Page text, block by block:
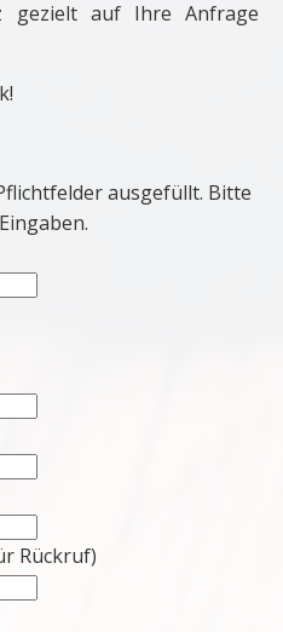
gezielt auf Ihre Anfrage
ausgefüllt. Bitte
Rückruf)